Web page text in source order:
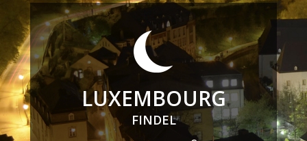
LUXEMBOURG
FINDEL